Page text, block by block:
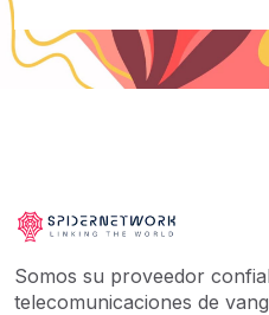
Somos su proveedor
telecomunicaciones de